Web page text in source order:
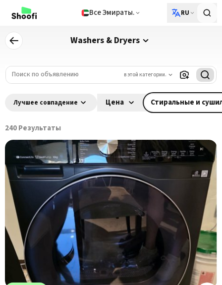
Все Эмираты. RU
Washers & Dryers
в этой категории.
Лучшее совпадение Цена Стиральные и
240Результаты